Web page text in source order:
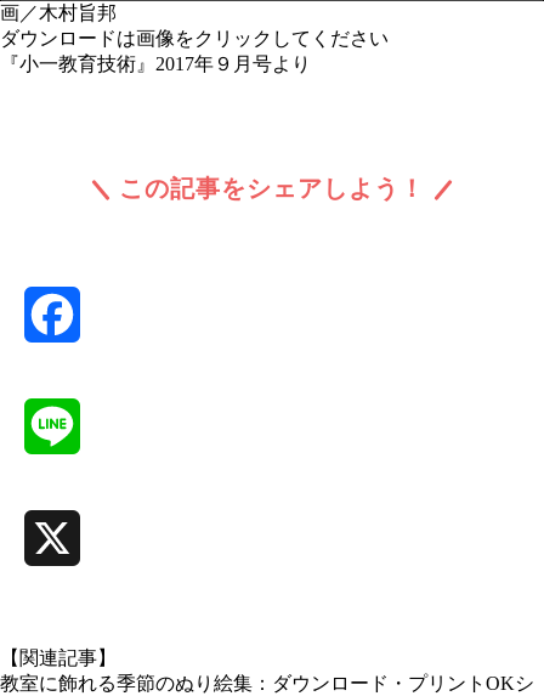
画／木村旨邦
ダウンロードは画像をクリックしてください
『小一教育技術』2017年９月号より
この記事をシェアしよう！
【関連記事】
教室に飾れる季節のぬり絵集：ダウンロード・プリントOKシ